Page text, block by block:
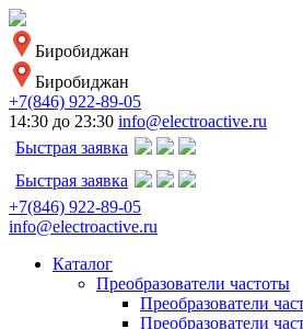
Биробиджан
Биробиджан
+7(846) 922-89-05
14:30 до 23:30 info@electroactive.ru
Быстрая заявка
Быстрая заявка
+7(846) 922-89-05
info@electroactive.ru
Каталог
Преобразователи частоты
Преобразователи
Преобразователи